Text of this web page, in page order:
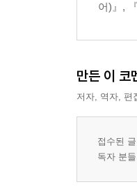
어)』,
만든 이 코
저자, 역자, 편
접수된
독자 분